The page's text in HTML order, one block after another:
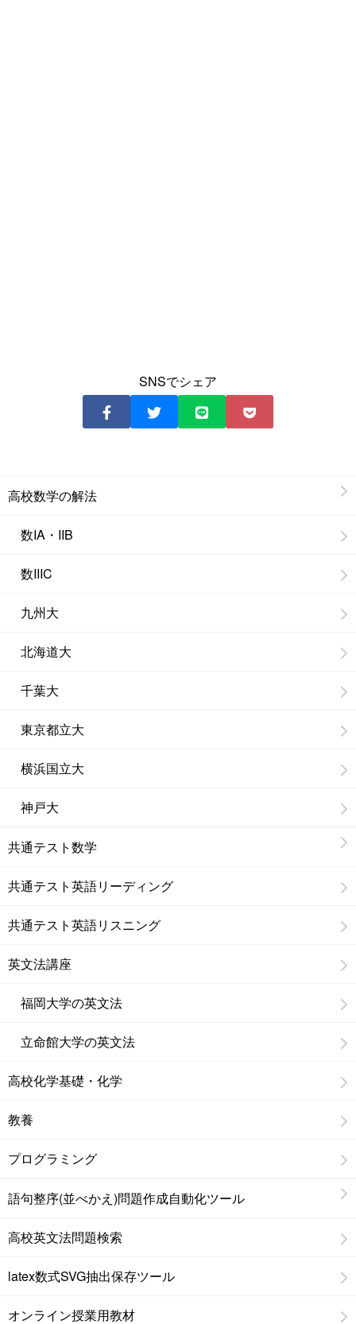
SNSでシェア
高校数学の解法
数IA・IIB
数IIIC
九州大
北海道大
千葉大
東京都立大
横浜国立大
神戸大
共通テスト数学
共通テスト英語リーディング
共通テスト英語リスニング
英文法講座
福岡大学の英文法
立命館大学の英文法
高校化学基礎・化学
教養
プログラミング
語句整序(並べかえ)問題作成自動化ツール
高校英文法問題検索
latex数式SVG抽出保存ツール
オンライン授業用教材